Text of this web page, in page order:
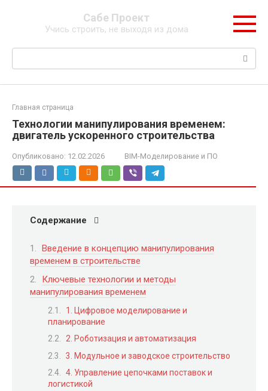
Сабе Проект
Учись строить, не выходя из дома
Поиск:
Главная страница
Технологии манипулирования временем:
двигатель ускоренного строительства
Опубликовано: 12.02.2026 BIM-Моделирование и ПО
Содержание
Введение в концепцию манипулирования
временем в строительстве
Ключевые технологии и методы
манипулирования временем
1. Цифровое моделирование и
планирование
2. Роботизация и автоматизация
3. Модульное и заводское строительство
4. Управление цепочками поставок и
логистикой